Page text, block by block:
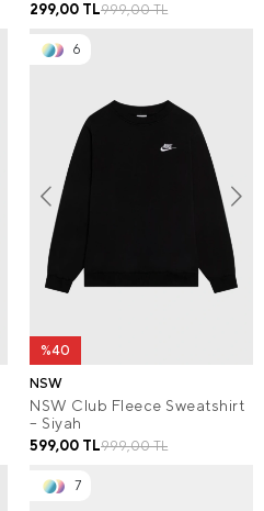
999,00 TL
299,00 TL
6
%40
NSW
NSW Club Fleece Sweatshirt
– Siyah
999,00 TL
599,00 TL
7